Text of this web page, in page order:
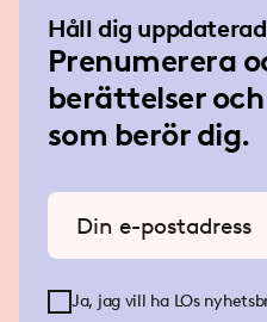
Håll dig
Prenumerera
berättelser
som berör dig.
Ange din e-postadress
Ja, jag vill ha LOs